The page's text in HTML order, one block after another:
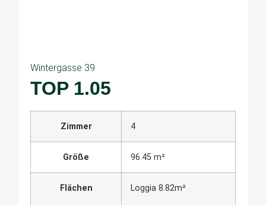
Wintergasse 39
TOP 1.05
Zimmer 4
Größe 96.45 m²
Flächen Loggia 8.82m²